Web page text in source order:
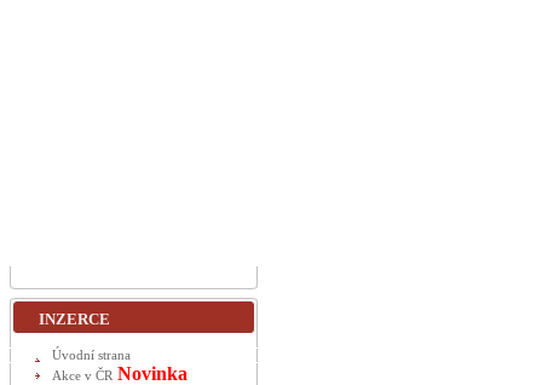
INZERCE
Úvodní strana
Akce v ČR Novinka